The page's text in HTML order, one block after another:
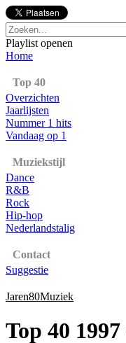
Playlist openen
Home
Top 40
Overzichten
Jaarlijsten
Nummer 1 hits
Vandaag op 1
Muziekstijl
Dance
R&B
Rock
Hip-hop
Nederlandstalig
Contact
Suggestie
Jaren80Muziek
Top 40